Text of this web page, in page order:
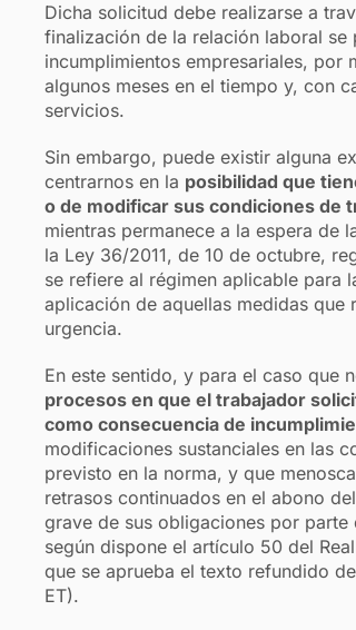
Dicha solicitud debe realizarse a
finalización de la relación laboral
incumplimientos empresariales, por
algunos meses en el tiempo y, con
servicios.
Sin embargo, puede existir alguna
centrarnos en la posibilidad que
o de modificar sus condiciones de
mientras permanece a la espera de
la Ley 36/2011, de 10 de octubre,
se refiere al régimen aplicable para
aplicación de aquellas medidas que
urgencia.
En este sentido, y para el caso que
procesos en que el trabajador
como consecuencia de
modificaciones sustanciales en las
previsto en la norma, y que
retrasos continuados en el abono
grave de sus obligaciones por
según dispone el artículo 50 del
que se aprueba el texto refundido
ET).